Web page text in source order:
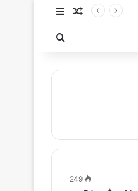
مقال عشوائي
إضافة عمود
بحث عن
249